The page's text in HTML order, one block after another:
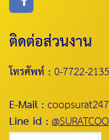
ติดต่อส่วนงาน
โทรศัพท์ :0-7722-
E-Mail :
Line id :